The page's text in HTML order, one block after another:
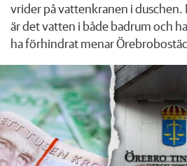
vrider på vattenkranen i duschen.
är det vatten i både badrum och
ha förhindrat menar